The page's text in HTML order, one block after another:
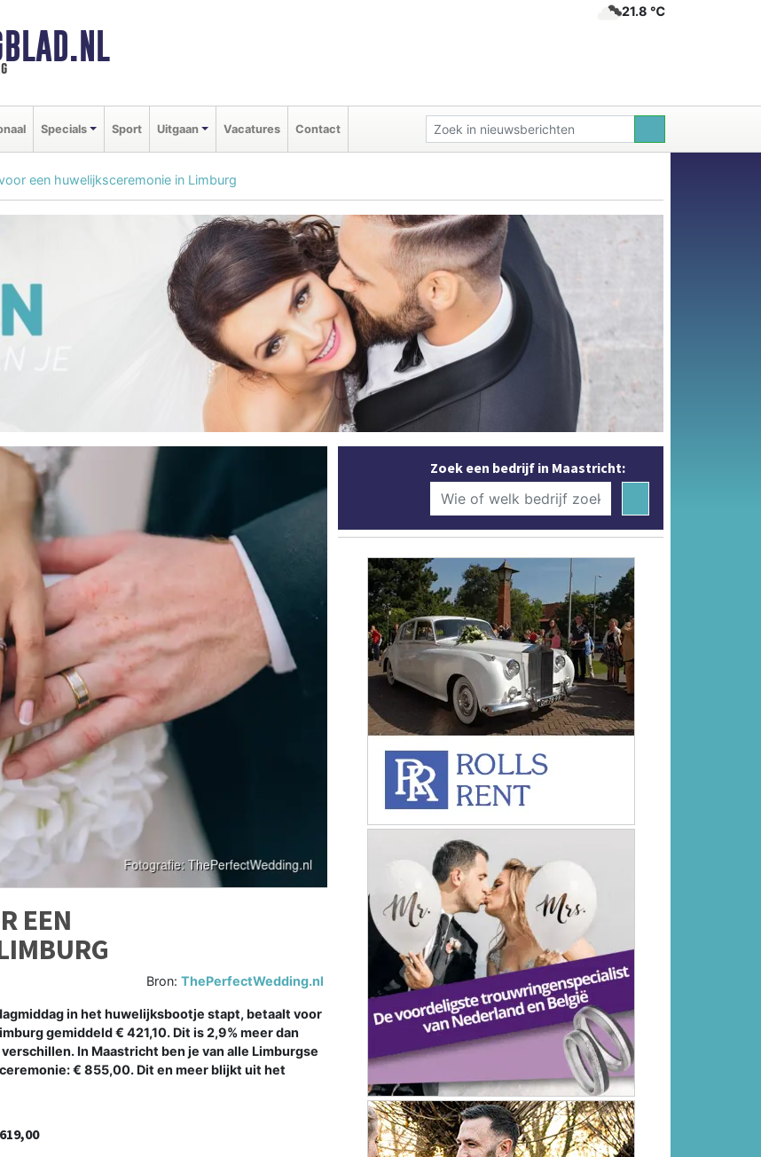
21.8 ℃
Specials Sport Uitgaan Vacatures Contact
een huwelijksceremonie in Limburg
EEN
Bron:ThePerfectWedding.nl
in het huwelijksbootje stapt, betaalt voor
gemiddeld € 421,10. Dit is 2,9% meer dan
In Maastricht ben je van alle Limburgse
€ 855,00. Dit en meer blijkt uit het
Zoek een bedrijf in Maastricht: